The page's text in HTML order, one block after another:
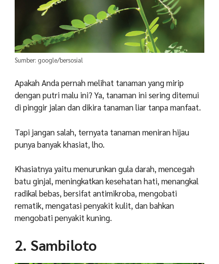
Sumber: google/bersosial
Apakah Anda pernah melihat tanaman yang mirip
dengan putri malu ini? Ya, tanaman ini sering ditemui
di pinggir jalan dan dikira tanaman liar tanpa manfaat.
Tapi jangan salah, ternyata tanaman meniran hijau
punya banyak khasiat, lho.
Khasiatnya yaitu menurunkan gula darah, mencegah
batu ginjal, meningkatkan kesehatan hati, menangkal
radikal bebas, bersifat antimikroba, mengobati
rematik, mengatasi penyakit kulit, dan bahkan
mengobati penyakit kuning.
2. Sambiloto